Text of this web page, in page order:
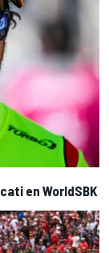
en WorldSBK